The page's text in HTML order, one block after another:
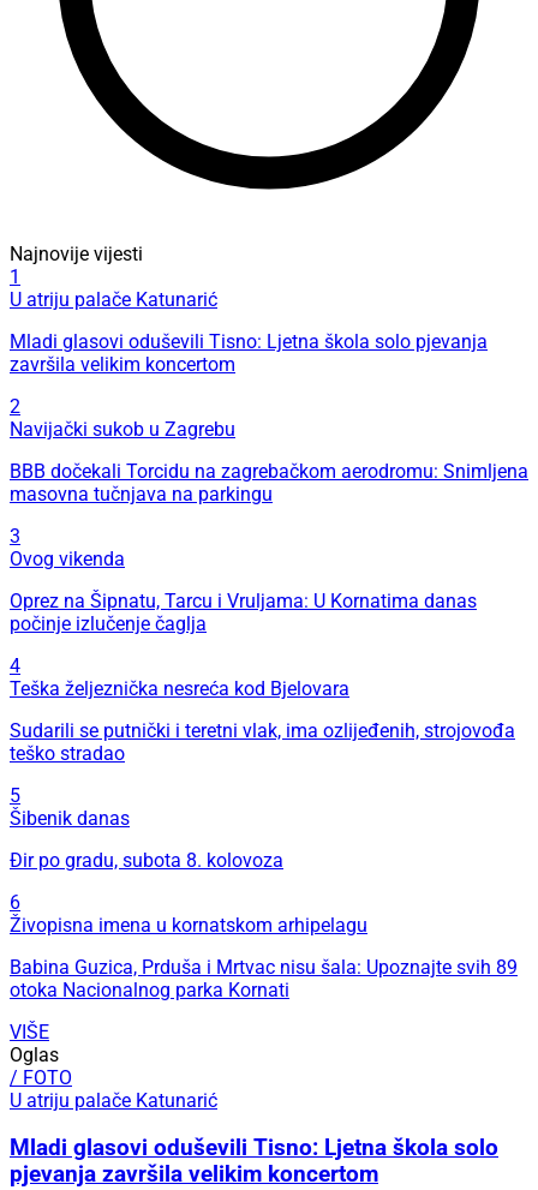
Najnovije vijesti
1
U atriju palače Katunarić
Mladi glasovi oduševili Tisno: Ljetna škola solo pjevanja
završila velikim koncertom
2
Navijački sukob u Zagrebu
BBB dočekali Torcidu na zagrebačkom aerodromu: Snimljena
masovna tučnjava na parkingu
3
Ovog vikenda
Oprez na Šipnatu, Tarcu i Vruljama: U Kornatima danas
počinje izlučenje čaglja
4
Teška željeznička nesreća kod Bjelovara
Sudarili se putnički i teretni vlak, ima ozlijeđenih, strojovođa
teško stradao
5
Šibenik danas
Đir po gradu, subota 8. kolovoza
6
Živopisna imena u kornatskom arhipelagu
Babina Guzica, Prduša i Mrtvac nisu šala: Upoznajte svih 89
otoka Nacionalnog parka Kornati
VIŠE
Oglas
/ FOTO
U atriju palače Katunarić
Mladi glasovi oduševili Tisno: Ljetna škola solo
pjevanja završila velikim koncertom